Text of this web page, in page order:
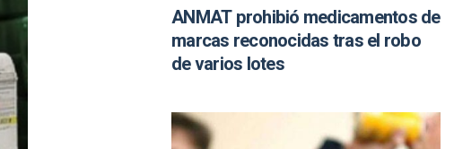
ANMAT prohibió medicamentos de
marcas reconocidas tras el robo
de varios lotes